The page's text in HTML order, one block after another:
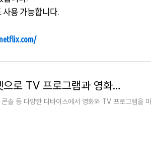
사용 가능합니다.
Netflix 대한민국 - 인터넷으로 TV 프로그램과 영화를 시청하세요
솔 등 다양한 디바이스에서 영화와 TV 프로그램을